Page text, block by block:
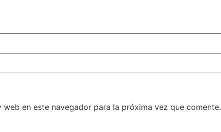
en este navegador para la próxima vez que comente.